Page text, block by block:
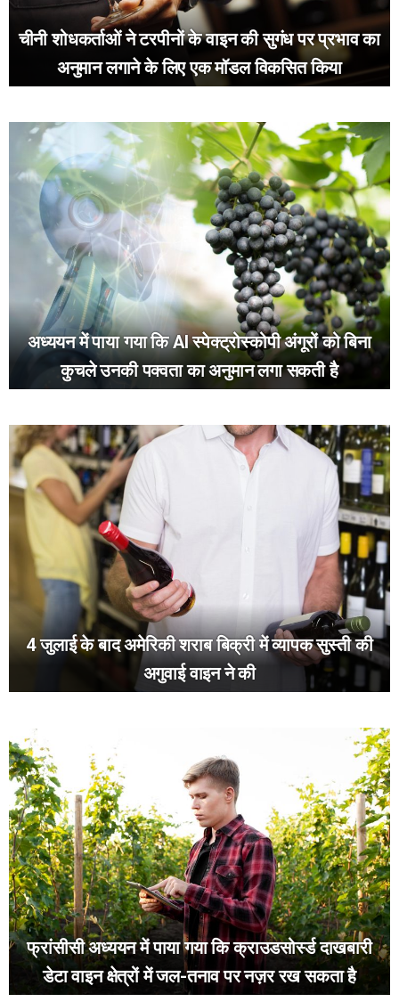
चीनी शोधकर्ताओं ने टरपीनों के वाइन की सुगंध पर प्रभाव का
अनुमान लगाने के लिए एक मॉडल विकसित किया
अध्ययन में पाया गया कि AI स्पेक्ट्रोस्कोपी अंगूरों को बिना
कुचले उनकी पक्वता का अनुमान लगा सकती है
4 जुलाई के बाद अमेरिकी शराब बिक्री में व्यापक सुस्ती की
अगुवाई वाइन ने की
फ्रांसीसी अध्ययन में पाया गया कि क्राउडसोर्स्ड दाखबारी
डेटा वाइन क्षेत्रों में जल-तनाव पर नज़र रख सकता है